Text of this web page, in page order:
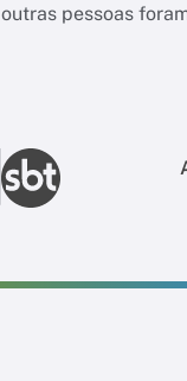
outras pessoas